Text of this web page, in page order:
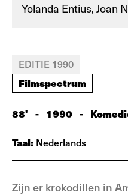
Yolanda Entius, Joan
EDITIE 1990
Filmspectrum
88' - 1990 -
Taal: Nederlands
Zijn er krokodillen in